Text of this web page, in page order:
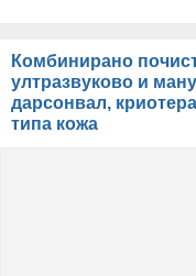
Комбинирано
ултразвуково и
дарсонвал,
типа кожа